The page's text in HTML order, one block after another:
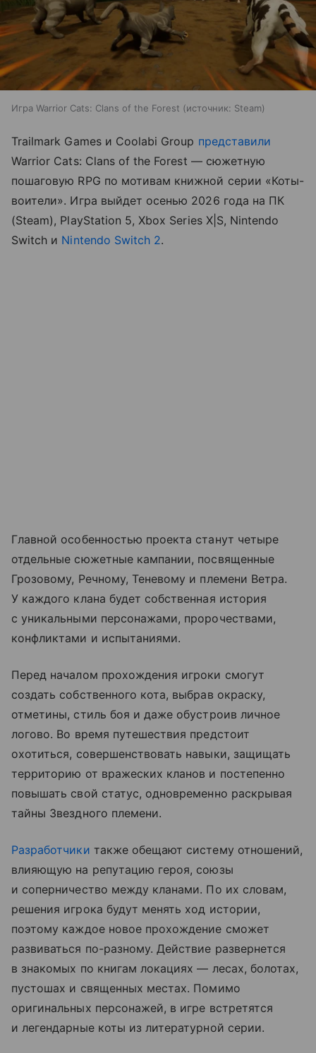
Игра Warrior Cats: Clans of the Forest источник: Steam
Trailmark Games и Coolabi Group представили
Warrior Cats: Clans of the Forest — сюжетную
пошаговую RPG по мотивам книжной серии «Коты-
воители». Игра выйдет осенью 2026 года на ПК
(Steam), PlayStation 5, Xbox Series X|S, Nintendo
Switch и Nintendo Switch 2.
Главной особенностью проекта станут четыре
отдельные сюжетные кампании, посвященные
Грозовому, Речному, Теневому и племени Ветра.
У каждого клана будет собственная история
с уникальными персонажами, пророчествами,
конфликтами и испытаниями.
Перед началом прохождения игроки смогут
создать собственного кота, выбрав окраску,
отметины, стиль боя и даже обустроив личное
логово. Во время путешествия предстоит
охотиться, совершенствовать навыки, защищать
территорию от вражеских кланов и постепенно
повышать свой статус, одновременно раскрывая
тайны Звездного племени.
Разработчики также обещают систему отношений,
влияющую на репутацию героя, союзы
и соперничество между кланами. По их словам,
решения игрока будут менять ход истории,
поэтому каждое новое прохождение сможет
развиваться по-разному. Действие развернется
в знакомых по книгам локациях — лесах, болотах,
пустошах и священных местах. Помимо
оригинальных персонажей, в игре встретятся
и легендарные коты из литературной серии.